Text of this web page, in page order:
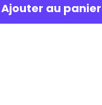
Ajouter au panier